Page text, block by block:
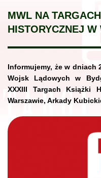
MWL NA
HISTORYCZNEJ W
Informujemy, że w dniach
Wojsk Lądowych w
XXXIII Targach Książki
Warszawie, Arkady